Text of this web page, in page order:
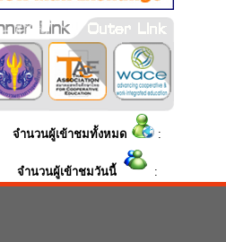
จำนวนผู้เข้าชมทั้งหมด :
จำนวนผู้เข้าชมวันนี้ :